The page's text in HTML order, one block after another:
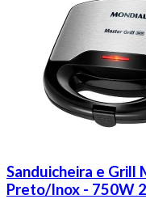
Sanduicheira e Grill
Preto/Inox - 750W